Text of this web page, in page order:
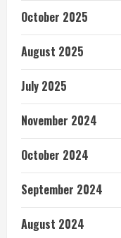
October 2025
August 2025
July 2025
November 2024
October 2024
September 2024
August 2024